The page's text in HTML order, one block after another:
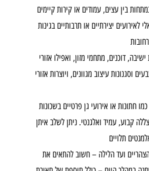
בין עצים, עמודים או קירות קיימים
יצירתיים או תרבותיים בגינות
דוכנים, מתחמי מזון, ואפילו אזורי
וסגנונות עיצוב מגוונים, ויוצרות אזורי
חתונות או אירועי גן פרטיים בשכונות
קבוע, עמיד ואלגנטי. ניתן לשלב איתן
תלויים
ועד הלילה – חשוב להתאים את